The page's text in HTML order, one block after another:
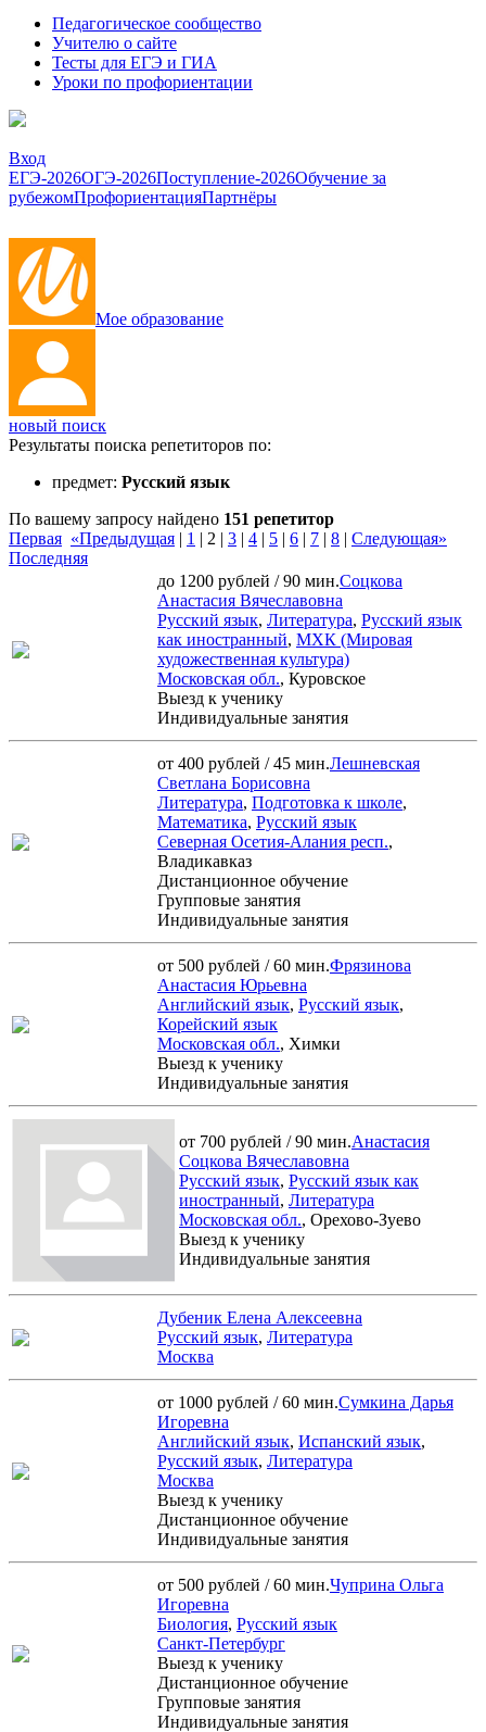
Педагогическое сообщество
Учителю о сайте
Тесты для ЕГЭ и ГИА
Уроки по профориентации
Вход
ЕГЭ-2026ОГЭ-2026Поступление-2026Обучение за
рубежомПрофориентацияПартнёры
Мое образование
новый поиск
Результаты поиска репетиторов по:
предмет: Русский язык
По вашему запросу найдено 151 репетитор
Первая «Предыдущая | 1 | 2 | 3 | 4 | 5 | 6 | 7 | 8 | Следующая»
Последняя
до 1200 рублей / 90 мин.Соцкова
Анастасия Вячеславовна
Русский язык, Литература, Русский язык
как иностранный, МХК (Мировая
художественная культура)
Московская обл., Куровское
Выезд к ученику
Индивидуальные занятия
от 400 рублей / 45 мин.Лешневская
Светлана Борисовна
Литература, Подготовка к школе,
Математика, Русский язык
Северная Осетия-Алания респ.,
Владикавказ
Дистанционное обучение
Групповые занятия
Индивидуальные занятия
от 500 рублей / 60 мин.Фрязинова
Анастасия Юрьевна
Английский язык, Русский язык,
Корейский язык
Московская обл., Химки
Выезд к ученику
Индивидуальные занятия
от 700 рублей / 90 мин.Анастасия
Соцкова Вячеславовна
Русский язык, Русский язык как
иностранный, Литература
Московская обл., Орехово-Зуево
Выезд к ученику
Индивидуальные занятия
Дубеник Елена Алексеевна
Русский язык, Литература
Москва
от 1000 рублей / 60 мин.Сумкина Дарья
Игоревна
Английский язык, Испанский язык,
Русский язык, Литература
Москва
Выезд к ученику
Дистанционное обучение
Индивидуальные занятия
от 500 рублей / 60 мин.Чуприна Ольга
Игоревна
Биология, Русский язык
Санкт-Петербург
Выезд к ученику
Дистанционное обучение
Групповые занятия
Индивидуальные занятия